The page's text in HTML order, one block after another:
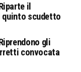
il
quinto scudetto
gli
convocata